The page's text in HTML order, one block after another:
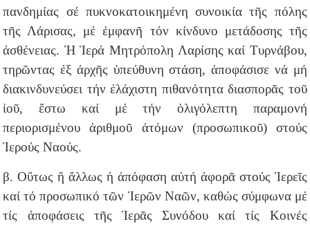
πανδημίας σέ πυκνοκατοικημένη συνοικία τῆς πόλης
τῆς Λάρισας, μέ ἐμφανῆ τόν κίνδυνο μετάδοσης τῆς
ἀσθένειας. Ἡ Ἱερά Μητρόπολη Λαρίσης καί Τυρνάβου,
τηρῶντας ἐξ ἀρχῆς ὑπεύθυνη στάση, ἀποφάσισε νά μή
διακινδυνεύσει τήν ἐλάχιστη πιθανότητα διασπορᾶς τοῦ
ἰοῦ, ἔστω καί μέ τήν ὀλιγόλεπτη παραμονή
περιορισμένου ἀριθμοῦ ἀτόμων (προσωπικοῦ) στούς
Ἱερούς Ναούς.
β. Οὕτως ἤ ἄλλως ἡ ἀπόφαση αὐτή ἀφορᾶ στούς Ἱερεῖς
καί τό προσωπικό τῶν Ἱερῶν Ναῶν, καθώς σύμφωνα μέ
τίς ἀποφάσεις τῆς Ἱερᾶς Συνόδου καί τίς Κοινές